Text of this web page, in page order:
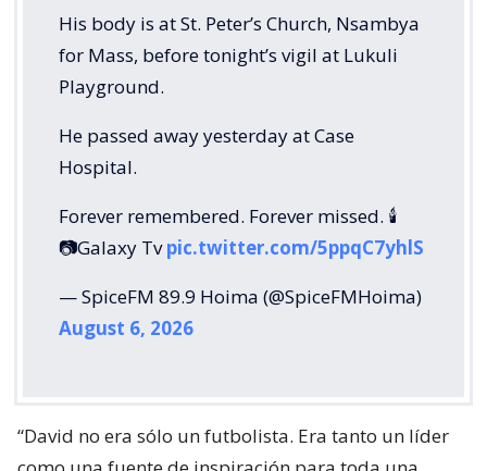
His body is at St. Peter’s Church, Nsambya
for Mass, before tonight’s vigil at Lukuli
Playground.
He passed away yesterday at Case
Hospital.
Forever remembered. Forever missed. 🕯️
📷Galaxy Tvpic.twitter.com/5ppqC7yhlS
— SpiceFM 89.9 Hoima (@SpiceFMHoima)
August 6, 2026
“David no era sólo un futbolista. Era tanto un líder